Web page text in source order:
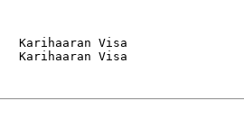
Karihaaran Visa